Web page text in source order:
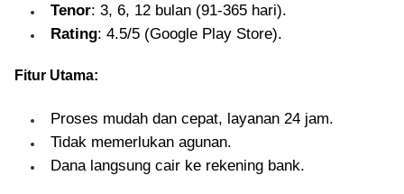
Tenor: 3, 6, 12 bulan (91-365 hari).
Rating: 4.5/5 (Google Play Store).
Fitur Utama:
Proses mudah dan cepat, layanan 24 jam.
Tidak memerlukan agunan.
Dana langsung cair ke rekening bank.